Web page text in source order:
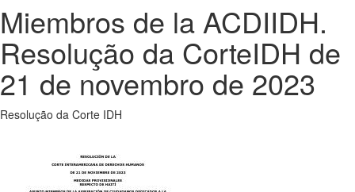
Miembros de la ACDIIDH.
Resolução da CorteIDH de
21 de novembro de 2023
Resolução da Corte IDH